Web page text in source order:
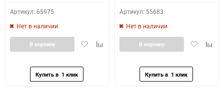
Артикул: 65975
Нет в наличии
ДобавитьДобавить
В корзину
Артикул: 55683
Нет в наличии
Добавить
В корзину